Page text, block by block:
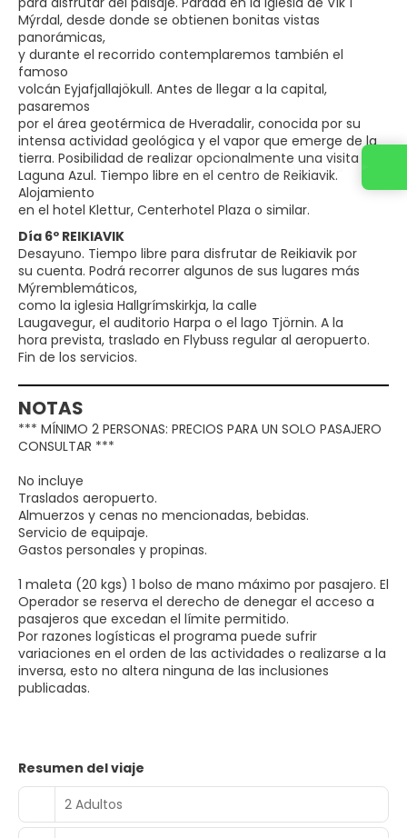
Mýrdal, desde donde se obtienen bonitas vistas
panorámicas,
y durante el recorrido contemplaremos también el
famoso
volcán Eyjafjallajökull. Antes de llegar a la capital,
pasaremos
por el área geotérmica de Hveradalir, conocida por su
intensa actividad geológica y el vapor que emerge de la
tierra. Posibilidad de realizar opcionalmente una visita a la
Laguna Azul. Tiempo libre en el centro de Reikiavik.
Alojamiento
en el hotel Klettur, Centerhotel Plaza o similar.
Día 6º REIKIAVIK
Desayuno. Tiempo libre para disfrutar de Reikiavik por
su cuenta. Podrá recorrer algunos de sus lugares más
Mýremblemáticos,
como la iglesia Hallgrímskirkja, la calle
Laugavegur, el auditorio Harpa o el lago Tjörnin. A la
hora prevista, traslado en Flybuss regular al aeropuerto.
Fin de los servicios.
NOTAS
*** MÍNIMO 2 PERSONAS: PRECIOS PARA UN SOLO PASAJERO
CONSULTAR ***
No incluye
Traslados aeropuerto.
Almuerzos y cenas no mencionadas, bebidas.
Servicio de equipaje.
Gastos personales y propinas.
1 maleta (20 kgs) 1 bolso de mano máximo por pasajero. El
Operador se reserva el derecho de denegar el acceso a
pasajeros que excedan el límite permitido.
Por razones logísticas el programa puede sufrir
variaciones en el orden de las actividades o realizarse a la
inversa, esto no altera ninguna de las inclusiones
publicadas.
Resumen del viaje
2 Adultos
Contacta con nosotros